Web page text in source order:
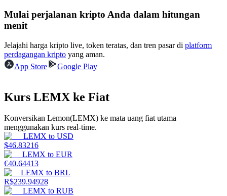
Pelajari cara untuk tetap menghasilkan keuntungan
Menghasilkan
Mulai perjalanan kripto Anda dalam hitungan
menit
Jelajahi harga kripto live, token teratas, dan tren pasar di platform
perdagangan kripto yang aman.
App Store
Google Play
Kurs LEMX ke Fiat
Konversikan Lemon(LEMX) ke mata uang fiat utama
menggunakan kurs real-time.
LEMX to USD
$46.83216
LEMX to EUR
€40.64413
LEMX to BRL
R$239.94928
LEMX to RUB